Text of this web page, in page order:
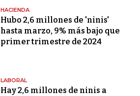
HACIENDA
Hubo 2,6 millones de 'ninis'
hasta marzo, 9% más bajo que
primer trimestre de 2024
LABORAL
Hay 2,6 millones de ninis a